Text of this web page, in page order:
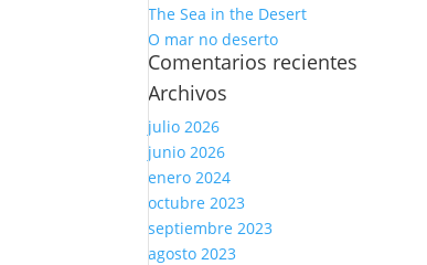
The Sea in the Desert
O mar no deserto
Comentarios recientes
Archivos
julio 2026
junio 2026
enero 2024
octubre 2023
septiembre 2023
agosto 2023